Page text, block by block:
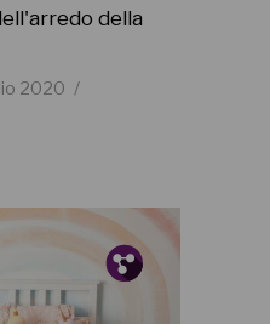
della
2020
Fb.
Pin.